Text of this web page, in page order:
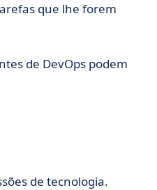
que lhe forem
de DevOps podem
de tecnologia.